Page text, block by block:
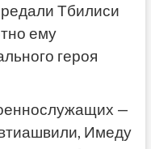
Тбилиси
ему
героя
—
Имеду